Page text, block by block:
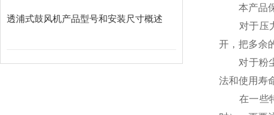
透浦式鼓风机产品型号和安装尺寸概述
本产品保
对于压力
开，把多余
对于粉尘
法和使用寿
在一些特